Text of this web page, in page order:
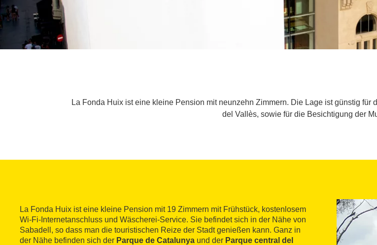
La Fonda Huix ist eine kleine Pension mit neunzehn Zimmern. Die Lage ist günstig für
del Vallès, sowie für die Besichtigung der
La Fonda Huix ist eine kleine Pension mit 19 Zimmern mit Frühstück, kostenlosem
Wi-Fi-Internetanschluss und Wäscherei-Service. Sie befindet sich in der Nähe von
Sabadell, so dass man die touristischen Reize der Stadt genießen kann. Ganz in
der Nähe befinden sich der Parque de Catalunya und der Parque central del